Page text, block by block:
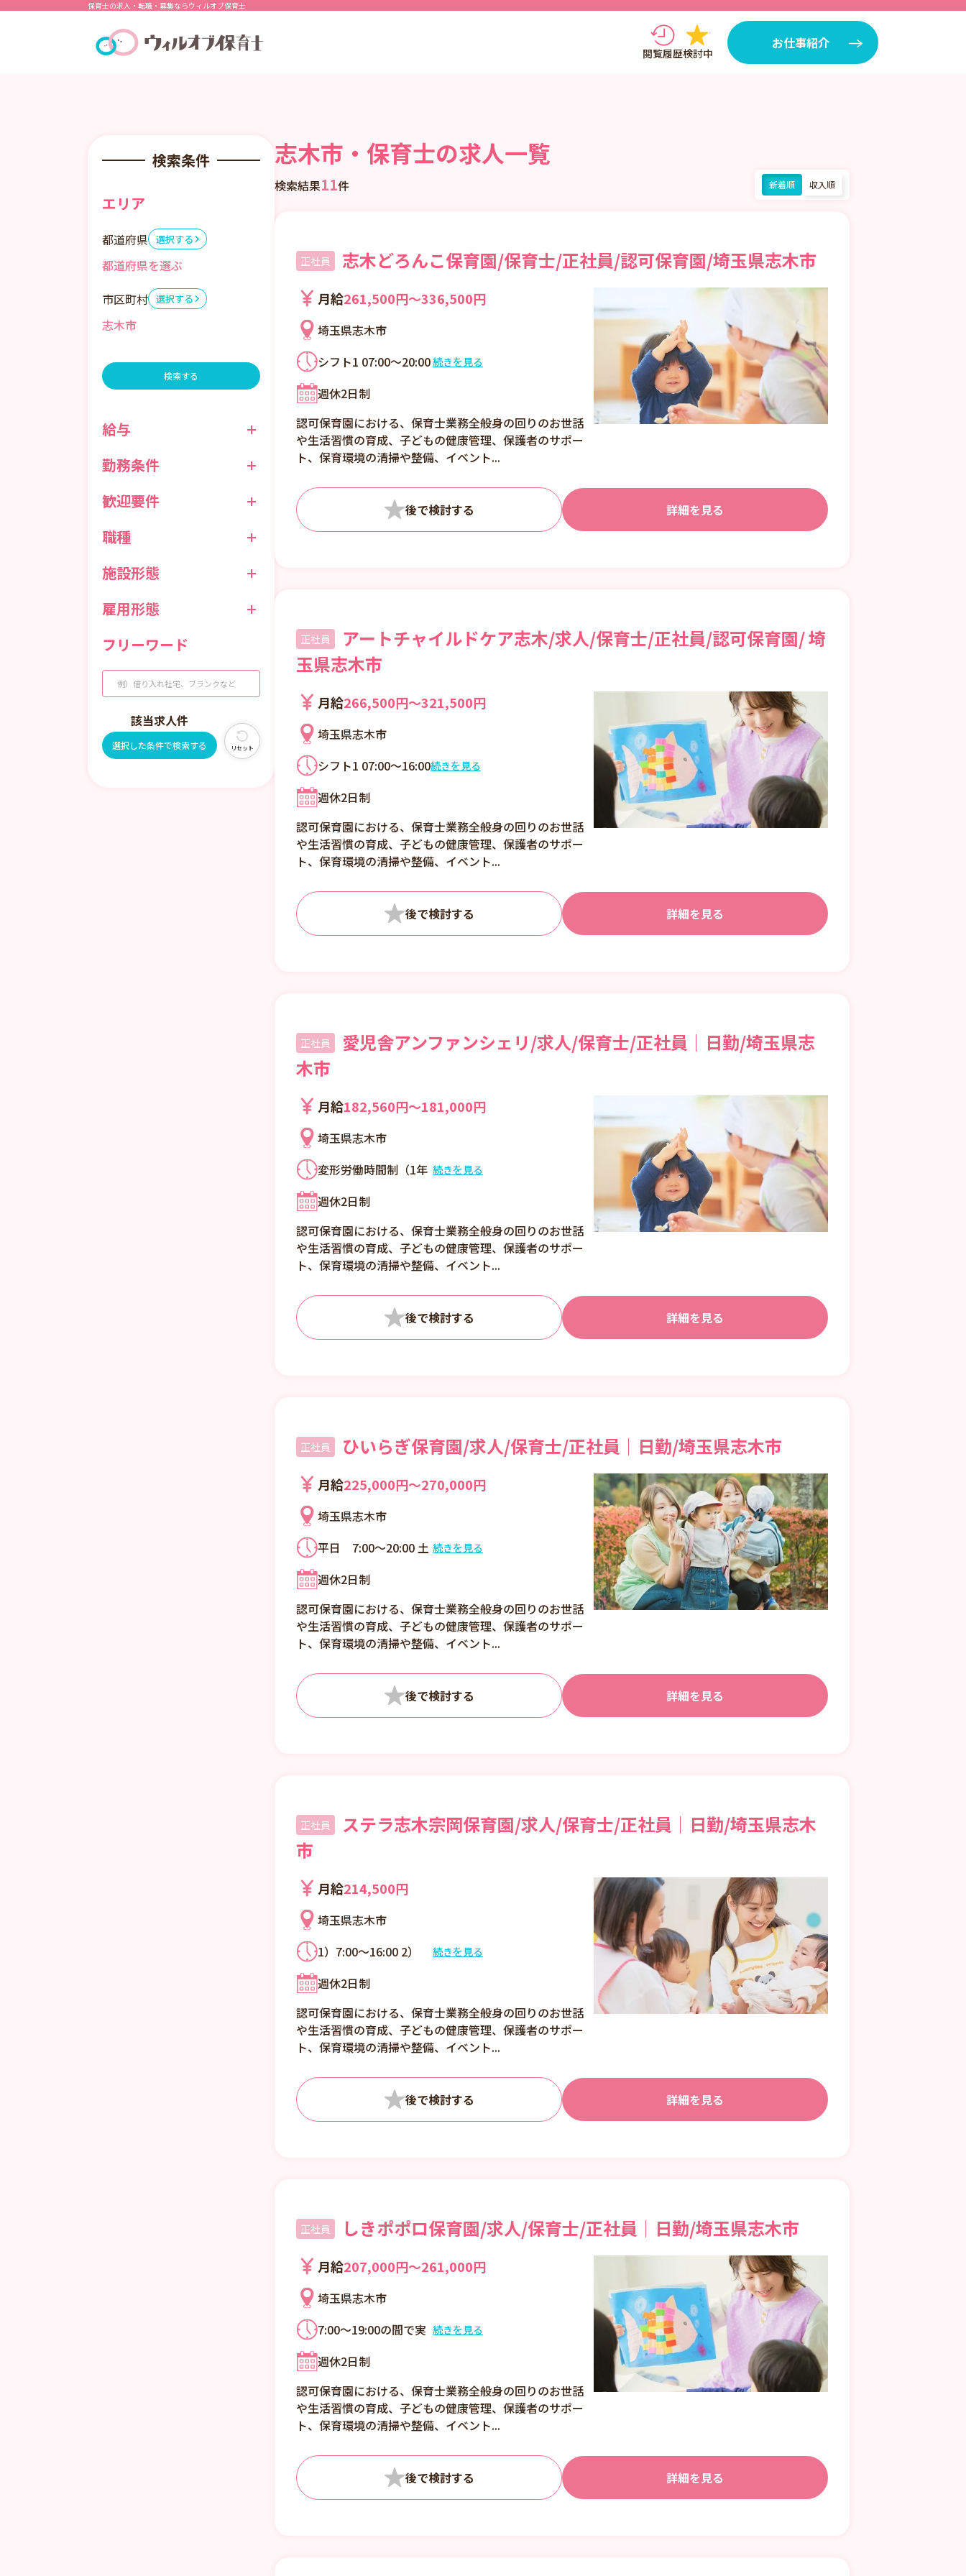
保育士の求人・転職・募集ならウィルオブ保育士
閲覧履歴検討中
お仕事紹介
検索条件
エリア
都道府県 選択する
市区町村 選択する
志木市
検索する
給与
勤務条件
歓迎要件
職種
施設形態
雇用形態
フリーワード
該当求人件
選択した条件で検索する リセット
志木市・保育士の求人一覧
検索結果11件 新着順 収入順
正社員 志木どろんこ保育園/保育士/正社員/認可保育園/埼玉県志木市
月給261,500円〜336,500円
埼玉県志木市
シフト1 07:00～20:00
働8時間（休憩60分）
1ヶ月単位の変形労働
時間制
開園時間内でシフト制
（週40時間）
続きを見る
週休2日制
認可保育園における、保育士業務全般身の回りのお世話
や生活習慣の育成、子どもの健康管理、保護者のサポー
ト、保育環境の清掃や整備、イベント...
詳細を見る
正社員
アートチャイルドケア志木/求人/保育士/正社員/認可保育園/ 埼
玉県志木市
月給266,500円〜321,500円
埼玉県志木市
シフト1 07:00～16:00
シフト3 11:00～20:00
続きを見る
週休2日制
認可保育園における、保育士業務全般身の回りのお世話
や生活習慣の育成、子どもの健康管理、保護者のサポー
ト、保育環境の清掃や整備、イベント...
詳細を見る
正社員
愛児舎アンファンシェリ/求人/保育士/正社員｜日勤/埼玉県志
木市
月給182,560円〜181,000円
埼玉県志木市
変形労働時間制（1年
00 2)8：00～17：00
3)10：00～19：00 又
は7：00～20：00の間
の8時間 （休憩60分）
※時間外勤務 月平均
続きを見る
週休2日制
認可保育園における、保育士業務全般身の回りのお世話
や生活習慣の育成、子どもの健康管理、保護者のサポー
ト、保育環境の清掃や整備、イベント...
詳細を見る
正社員 ひいらぎ保育園/求人/保育士/正社員｜日勤/埼玉県志木市
月給225,000円〜270,000円
埼玉県志木市
平日 7:00～20:00 土
19:00（隔週） 上記の
時間のうち8時間勤務
※残業月平均1.5時間
程度 ◆残業削減に向
けた取り組み ・ICTシ
業務の負担削減を実現
しています。 ・フリ
ー保育士に任せて事務
園にて、パート・アル
バイトも募集中！詳細
続きを見る
週休2日制
認可保育園における、保育士業務全般身の回りのお世話
や生活習慣の育成、子どもの健康管理、保護者のサポー
ト、保育環境の清掃や整備、イベント...
詳細を見る
正社員
ステラ志木宗岡保育園/求人/保育士/正社員｜日勤/埼玉県志木
市
月給214,500円
埼玉県志木市
1）7:00～16:00 2）
10:00～20:00の間の8
時間程度
続きを見る
週休2日制
認可保育園における、保育士業務全般身の回りのお世話
や生活習慣の育成、子どもの健康管理、保護者のサポー
ト、保育環境の清掃や整備、イベント...
詳細を見る
正社員 しきポポロ保育園/求人/保育士/正社員｜日勤/埼玉県志木市
月給207,000円〜261,000円
埼玉県志木市
7:00～19:00の間で実
憩60分） ■残業月平
均10時間
続きを見る
週休2日制
認可保育園における、保育士業務全般身の回りのお世話
や生活習慣の育成、子どもの健康管理、保護者のサポー
ト、保育環境の清掃や整備、イベント...
詳細を見る